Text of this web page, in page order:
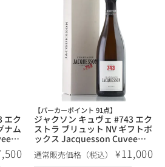
エク
ナム
シャ
【パーカーポイント 91点】
ジャクソン キュヴェ #743 エク
ストラ ブリュット NV ギフトボ
ックス Jacquesson Cuvee
#743 Extra Brut フランス シャ
ンパン シャンパーニュ
通常販売価格（税込） ¥11,000